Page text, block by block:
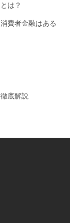
は？
費者金融はある
底解説